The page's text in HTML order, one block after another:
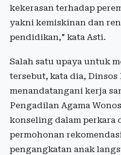
kekerasan terhadap
yakni kemiskinan dan
pendidikan," kata Asti.
Salah satu upaya untuk
tersebut, kata dia, Dinsos
menandatangani kerja
Pengadilan Agama
konseling dalam perkara
permohonan
pengangkatan anak